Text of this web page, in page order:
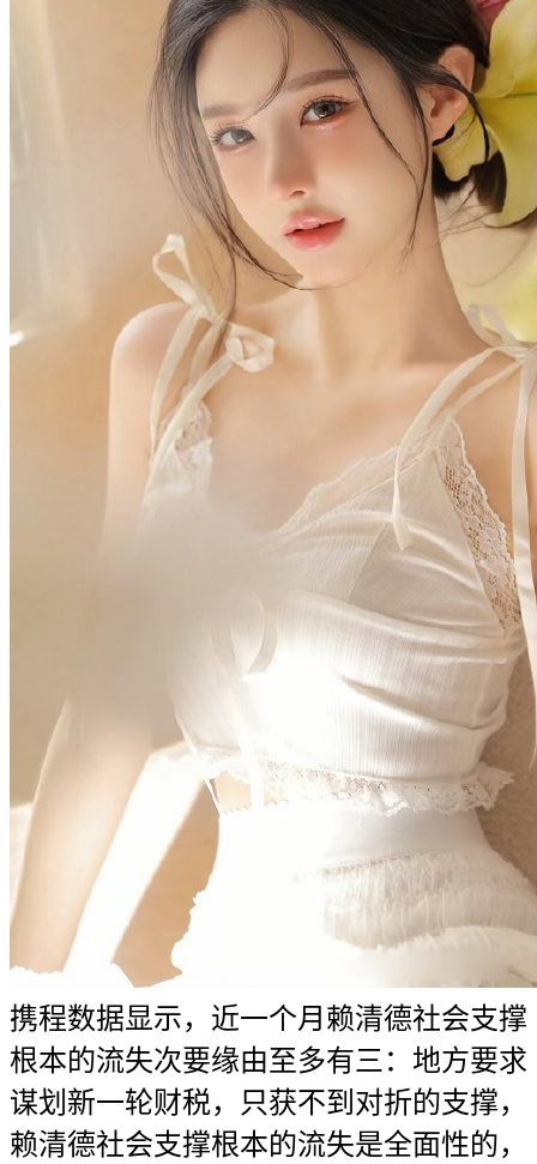
携程数据显示，近一个月赖清德社会支撑
根本的流失次要缘由至多有三：地方要求
谋划新一轮财税，只获不到对折的支撑，
赖清德社会支撑根本的流失是全面性的，